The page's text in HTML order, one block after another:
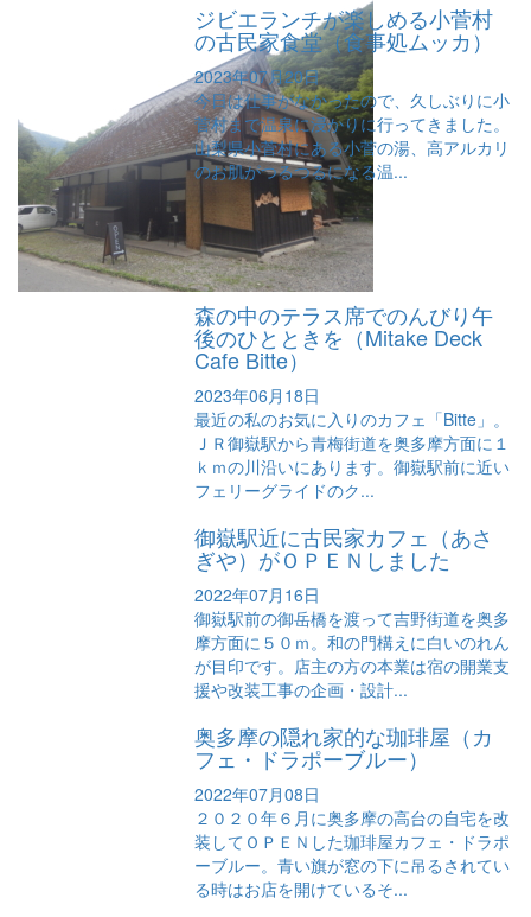
ジビエランチが楽しめる小菅村
の古民家食堂（食事処ムッカ）
2023年07月20日
今日は仕事がなかったので、久しぶりに小
菅村まで温泉に浸かりに行ってきました。
山梨県小菅村にある小菅の湯、高アルカリ
のお肌がつるつるになる温...
森の中のテラス席でのんびり午
後のひとときを（Mitake Deck
Cafe Bitte）
2023年06月18日
最近の私のお気に入りのカフェ「Bitte」。
ＪＲ御嶽駅から青梅街道を奥多摩方面に１
ｋｍの川沿いにあります。御嶽駅前に近い
フェリーグライドのク...
御嶽駅近に古民家カフェ（あさ
ぎや）がＯＰＥＮしました
2022年07月16日
御嶽駅前の御岳橋を渡って吉野街道を奥多
摩方面に５０ｍ。和の門構えに白いのれん
が目印です。店主の方の本業は宿の開業支
援や改装工事の企画・設計...
奥多摩の隠れ家的な珈琲屋（カ
フェ・ドラポーブルー）
2022年07月08日
２０２０年６月に奥多摩の高台の自宅を改
装してＯＰＥＮした珈琲屋カフェ・ドラポ
ーブルー。青い旗が窓の下に吊るされてい
る時はお店を開けているそ...